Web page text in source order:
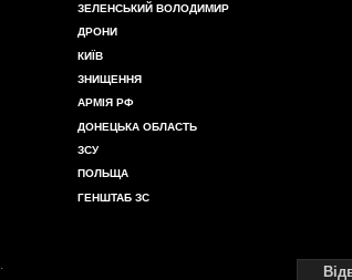
ЗЕЛЕНСЬКИЙ ВОЛОДИМИР
ДРОНИ
КИЇВ
ЗНИЩЕННЯ
АРМІЯ РФ
ДОНЕЦЬКА ОБЛАСТЬ
ЗСУ
ПОЛЬЩА
ГЕНШТАБ ЗС
.